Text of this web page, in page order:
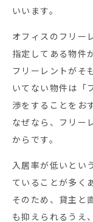
いいます。
オフィスのフリー
指定してある物件
フリーレントがそ
いてない物件は「
渉をすることをお
なぜなら、フリー
からです。
入居率が低いとい
ていることが多く
そのため、貸主と
も抑えられるうえ